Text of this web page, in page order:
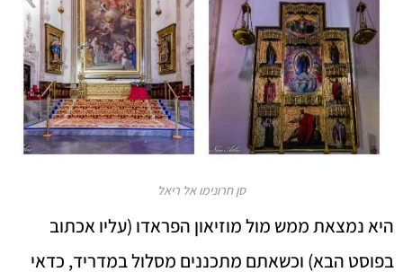
סן חרונימו אל ריאל
היא נמצאת ממש מול מוזיאון הפראדו (עליו אכתוב
בפוסט הבא) וכשאתם מתכננים מסלול במדריד, כדאי